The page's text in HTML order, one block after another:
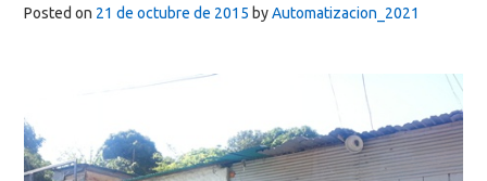
Posted on 21 de octubre de 2015 byAutomatizacion_2021